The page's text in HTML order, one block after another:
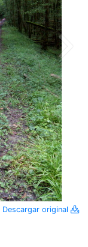
Descargar original